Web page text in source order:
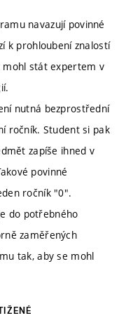
navazují povinné
k prohloubení znalostí
mohl stát expertem v
nutná bezprostřední
ročník. Student si pak
zapíše ihned v
povinné
ročník "0".
do potřebného
zaměřených
tak, aby se mohl